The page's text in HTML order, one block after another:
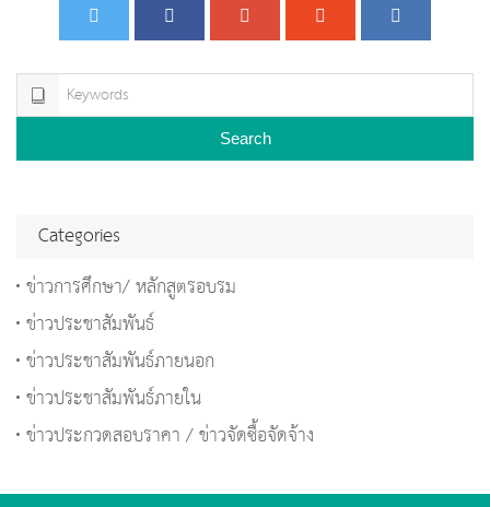
Search
Categories
ข่าวการศึกษา/ หลักสูตรอบรม
ข่าวประชาสัมพันธ์
ข่าวประชาสัมพันธ์ภายนอก
ข่าวประชาสัมพันธ์ภายใน
ข่าวประกวดสอบราคา / ข่าวจัดซื้อจัดจ้าง